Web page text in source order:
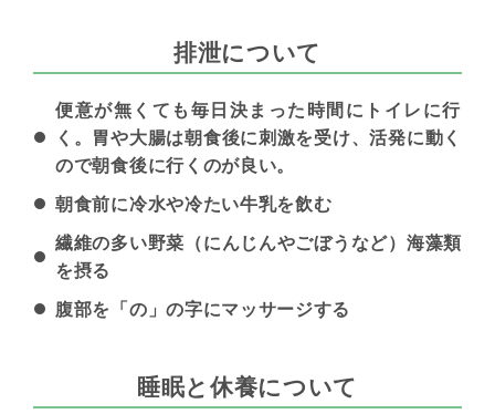
排泄について
便意が無くても毎日決まった時間にトイレに行
く。胃や大腸は朝食後に刺激を受け、活発に動く
ので朝食後に行くのが良い。
朝食前に冷水や冷たい牛乳を飲む
繊維の多い野菜（にんじんやごぼうなど）海藻類
を摂る
腹部を「の」の字にマッサージする
睡眠と休養について